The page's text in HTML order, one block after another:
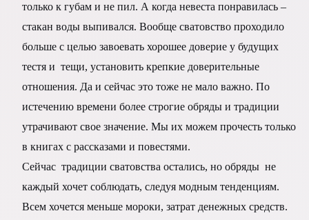
только к губам и не пил. А когда невеста понравилась –
стакан воды выпивался. Вообще сватовство проходило
больше с целью завоевать хорошее доверие у будущих
тестя и тещи, установить крепкие доверительные
отношения. Да и сейчас это тоже не мало важно. По
истечению времени более строгие обряды и традиции
утрачивают свое значение. Мы их можем прочесть только
в книгах с рассказами и повестями.
Сейчас традиции сватовства остались, но обряды не
каждый хочет соблюдать, следуя модным тенденциям.
Всем хочется меньше мороки, затрат денежных средств.